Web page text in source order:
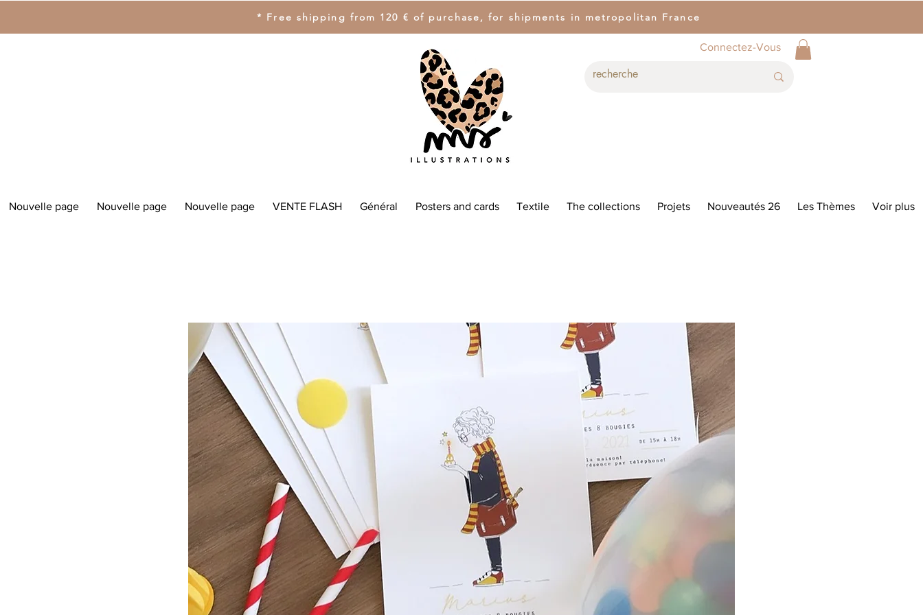
* Free shipping from 120 € of purchase, for shipments in metropolitan France
Connectez-Vous
Nouvelle page Nouvelle page Nouvelle page VENTE FLASH Général Posters and cards Textile The collections Projets Nouveautés 26 Les Thèmes Voir plus